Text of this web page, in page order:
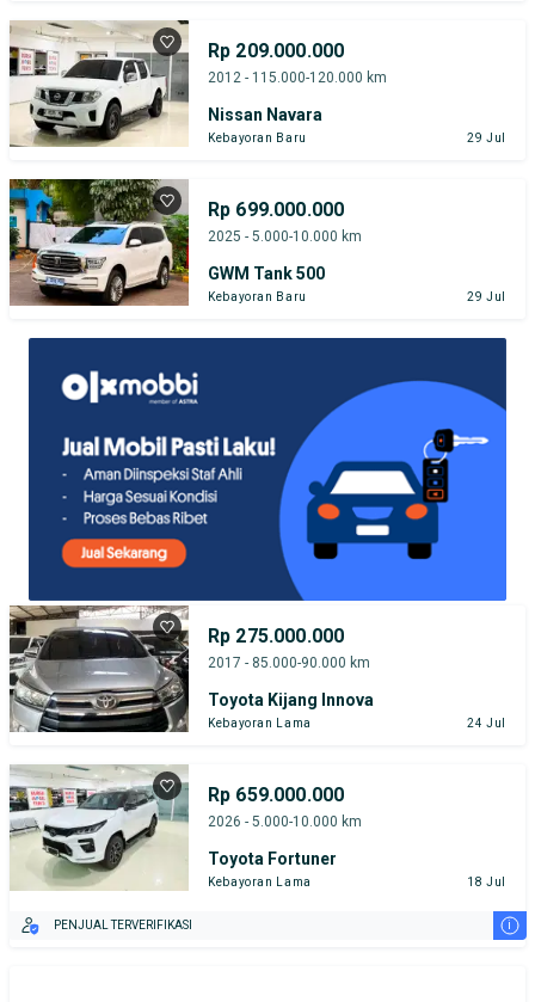
Rp 209.000.000
2012 - 115.000-120.000 km
Nissan Navara
Kebayoran Baru 29 Jul
Rp 699.000.000
2025 - 5.000-10.000 km
GWM Tank 500
Kebayoran Baru 29 Jul
Rp 275.000.000
2017 - 85.000-90.000 km
Toyota Kijang Innova
Kebayoran Lama 24 Jul
Rp 659.000.000
2026 - 5.000-10.000 km
Toyota Fortuner
Kebayoran Lama 18 Jul
PENJUAL TERVERIFIKASI i